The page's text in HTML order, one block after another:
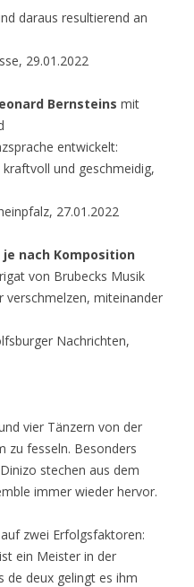
daraus resultierend an
29.01.2022
Bernsteins mit
entwickelt:
und geschmeidig,
27.01.2022
nach Komposition
von Brubecks Musik
verschmelzen, miteinander
Nachrichten,
vier Tänzern von der
zu fesseln. Besonders
stechen aus dem
immer wieder hervor.
zwei Erfolgsfaktoren:
ein Meister in der
de deux gelingt es ihm